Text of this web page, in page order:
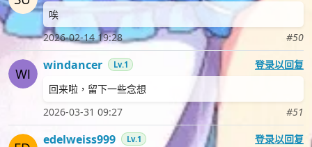
唉
2026-02-14 19:28
#50
windancer Lv.1
登录以回复
回来啦，留下一些念想
2026-03-31 09:27
#51
edelweiss999 Lv.1
登录以回复